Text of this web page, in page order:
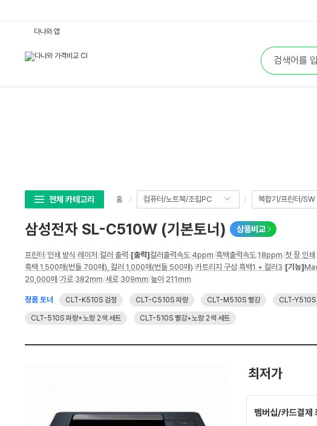
합
검
색
다나와 앱
전체 카테고리 홈 컴퓨터/노트북/조립PC 복합기/프린터/SW
삼성전자 SL-C510W (기본토너) 상품비교
상
세
스
펙
프린터 /인쇄 방식 :레이저 /컬러 출력/[출력]컬러출력속도:4ppm/흑백출력속도:18ppm/첫 장 인쇄 :
흑백 1,500매(번들 700매), 컬러 1,000매(번들 500매)/카트리지 구성:흑백1 + 컬러3/[기능]
20,000매 /가로:382mm/세로:309mm/높이 :211mm
정품 토너 CLT-K510S 검정 CLT-C510S 파랑 CLT-M510S 빨강 CLT-Y510S
CLT-510S 파랑+노랑 2색 세트 CLT-510S 빨강+노랑 2색 세트
최저가
멤버십/카드결제